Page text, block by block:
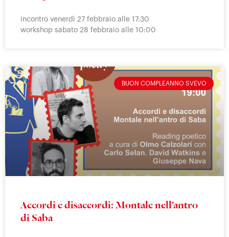
incontro venerdì 27 febbraio alle 17:30
workshop sabato 28 febbraio alle 10:00
BUON COMPLEANNO SVEVO
Accordi e disaccordi: Montale nell’antro
di Saba